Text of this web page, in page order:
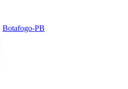
Botafogo-PB